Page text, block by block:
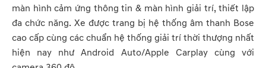
màn hình cảm ứng thông tin & màn hình giải trí, thiết lập
đa chức năng. Xe được trang bị hệ thống âm thanh Bose
cao cấp cùng các chuẩn hệ thống giải trí thời thượng nhất
hiện nay như Android Auto/Apple Carplay cùng với